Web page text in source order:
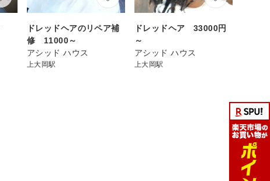
ドレッドヘアのリペア補
修 11000～
アシッド ハウス
上大岡駅
ドレッドヘア 33000円
～
アシッド ハウス
上大岡駅